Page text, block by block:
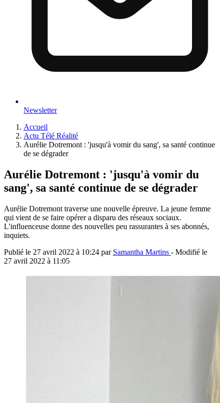
Newsletter
Accueil
Actu Télé Réalité
Aurélie Dotremont : 'jusqu'à vomir du sang', sa santé continue
de se dégrader
Aurélie Dotremont : 'jusqu'à vomir du
sang', sa santé continue de se dégrader
Aurélie Dotremont traverse une nouvelle épreuve. La jeune femme
qui vient de se faire opérer a disparu des réseaux sociaux.
L'influenceuse donne des nouvelles peu rassurantes à ses abonnés,
inquiets.
Publié le 27 avril 2022 à 10:24 par Samantha Martins - Modifié le
27 avril 2022 à 11:05